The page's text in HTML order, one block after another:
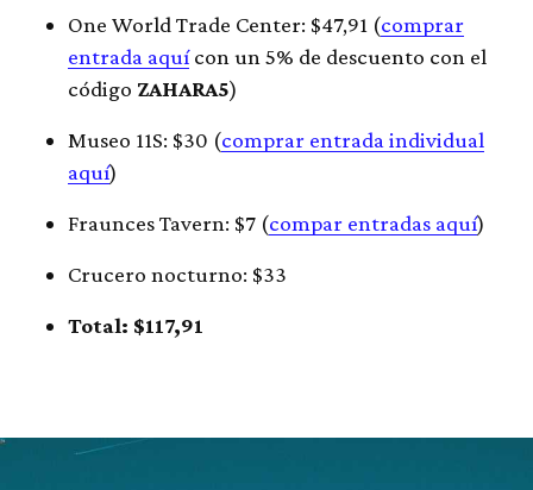
One World Trade Center: $47,91 (comprar
entrada aquícon un 5% de descuento con el
código ZAHARA5)
Museo 11S: $30 (comprar entrada individual
aquí)
Fraunces Tavern: $7 (compar entradas aquí)
Crucero nocturno: $33
Total: $117,91